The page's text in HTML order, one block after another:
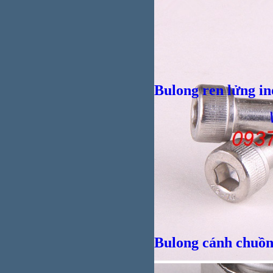
Vít
Bulong ren lửng
Bulong cánh